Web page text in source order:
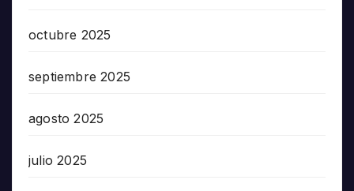
octubre 2025
septiembre 2025
agosto 2025
julio 2025